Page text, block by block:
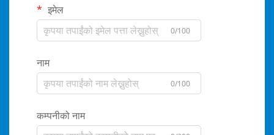
इमेल
0/100
नाम
0/100
कम्पनीको नाम